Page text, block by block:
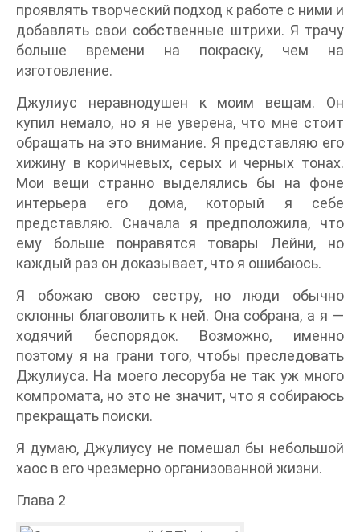
проявлять творческий подход к работе с ними и
добавлять свои собственные штрихи. Я трачу
больше времени на покраску, чем на
изготовление.
Джулиус неравнодушен к моим вещам. Он
купил немало, но я не уверена, что мне стоит
обращать на это внимание. Я представляю его
хижину в коричневых, серых и черных тонах.
Мои вещи странно выделялись бы на фоне
интерьера его дома, который я себе
представляю. Сначала я предположила, что
ему больше понравятся товары Лейни, но
каждый раз он доказывает, что я ошибаюсь.
Я обожаю свою сестру, но люди обычно
склонны благоволить к ней. Она собрана, а я —
ходячий беспорядок. Возможно, именно
поэтому я на грани того, чтобы преследовать
Джулиуса. На моего лесоруба не так уж много
компромата, но это не значит, что я собираюсь
прекращать поиски.
Я думаю, Джулиусу не помешал бы небольшой
хаос в его чрезмерно организованной жизни.
Глава 2